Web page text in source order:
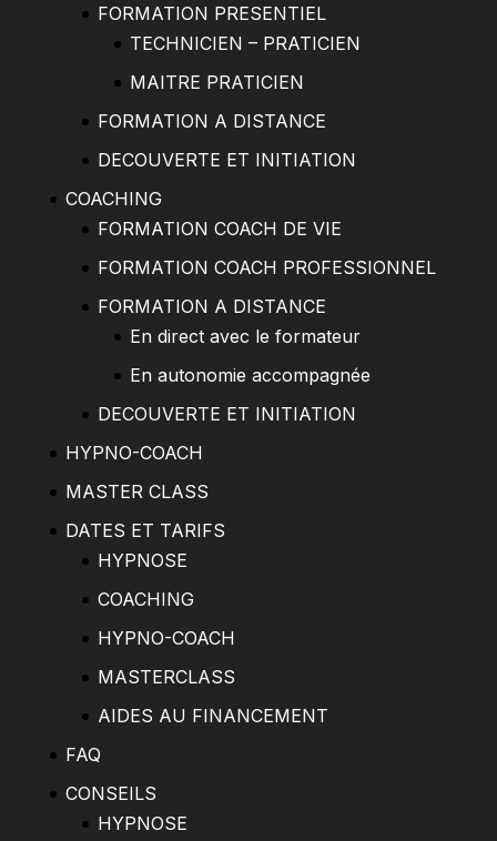
FORMATION PRESENTIEL
TECHNICIEN – PRATICIEN
MAITRE PRATICIEN
FORMATION A DISTANCE
DECOUVERTE ET INITIATION
COACHING
FORMATION COACH DE VIE
FORMATION COACH PROFESSIONNEL
FORMATION A DISTANCE
En direct avec le formateur
En autonomie accompagnée
DECOUVERTE ET INITIATION
HYPNO-COACH
MASTER CLASS
DATES ET TARIFS
HYPNOSE
COACHING
HYPNO-COACH
MASTERCLASS
AIDES AU FINANCEMENT
FAQ
CONSEILS
HYPNOSE